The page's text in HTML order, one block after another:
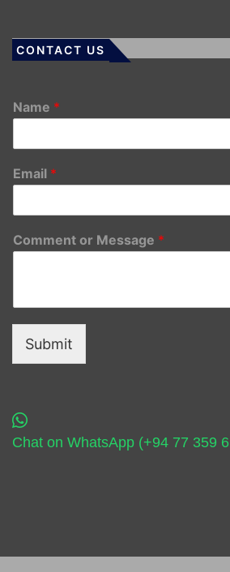
CONTACT US
Name *
Email *
Comment or Message *
Submit
Chat on WhatsApp (+94 77 359